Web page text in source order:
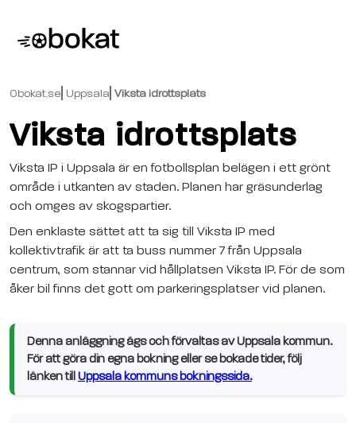
Obokat.se Uppsala Viksta idrottsplats
Viksta idrottsplats
Viksta IP i Uppsala är en fotbollsplan belägen i ett grönt
område i utkanten av staden. Planen har gräsunderlag
och omges av skogspartier.
Den enklaste sättet att ta sig till Viksta IP med
kollektivtrafik är att ta buss nummer 7 från Uppsala
centrum, som stannar vid hållplatsen Viksta IP. För de som
åker bil finns det gott om parkeringsplatser vid planen.
Denna anläggning ägs och förvaltas av Uppsala kommun.
För att göra din egna bokning eller se bokade tider, följ
länken till Uppsala kommuns bokningssida.